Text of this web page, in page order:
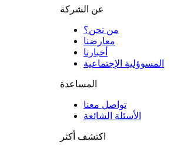
عن الشركة
من نحن؟
المسوؤلية الإجتماعية
تواصل معنا
الأسئلة الشائعة
اكتشف أكثر